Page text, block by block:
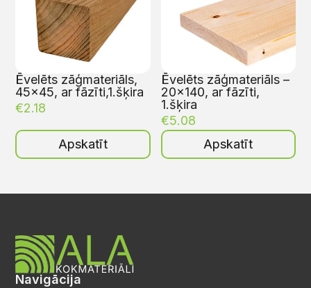
Ēvelēts zāģmateriāls,
45×45, ar fāzīti,1.šķira
€2.18
Apskatīt
Ēvelēts zāģmateriāls –
20×140, ar fāzīti,
1.šķira
€5.08
Apskatīt
Navigācija